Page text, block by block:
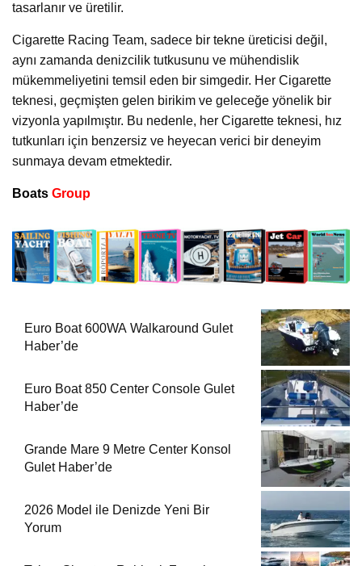
tasarlanır ve üretilir.
Cigarette Racing Team, sadece bir tekne üreticisi değil,
aynı zamanda denizcilik tutkusunu ve mühendislik
mükemmeliyetini temsil eden bir simgedir. Her Cigarette
teknesi, geçmişten gelen birikim ve geleceğe yönelik bir
vizyonla yapılmıştır. Bu nedenle, her Cigarette teknesi, hız
tutkunları için benzersiz ve heyecan verici bir deneyim
sunmaya devam etmektedir.
Boats Group
Euro Boat 600WA Walkaround Gulet
Haber’de
Euro Boat 850 Center Console Gulet
Haber’de
Grande Mare 9 Metre Center Konsol
Gulet Haber’de
2026 Model ile Denizde Yeni Bir
Yorum